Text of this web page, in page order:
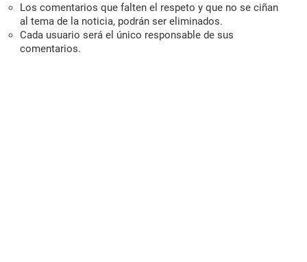
Los comentarios que falten el respeto y que no se ciñan
al tema de la noticia, podrán ser eliminados.
Cada usuario será el único responsable de sus
comentarios.